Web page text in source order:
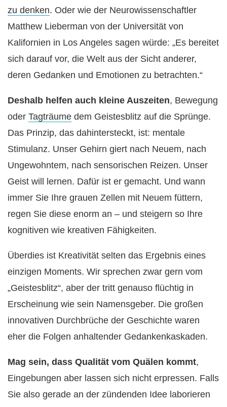
zu denken. Oder wie der Neurowissenschaftler
Matthew Lieberman von der Universität von
Kalifornien in Los Angeles sagen würde: „Es bereitet
sich darauf vor, die Welt aus der Sicht anderer,
deren Gedanken und Emotionen zu betrachten.“
Deshalb helfen auch kleine Auszeiten, Bewegung
oder Tagträume dem Geistesblitz auf die Sprünge.
Das Prinzip, das dahintersteckt, ist: mentale
Stimulanz. Unser Gehirn giert nach Neuem, nach
Ungewohntem, nach sensorischen Reizen. Unser
Geist will lernen. Dafür ist er gemacht. Und wann
immer Sie Ihre grauen Zellen mit Neuem füttern,
regen Sie diese enorm an – und steigern so Ihre
kognitiven wie kreativen Fähigkeiten.
Überdies ist Kreativität selten das Ergebnis eines
einzigen Moments. Wir sprechen zwar gern vom
„Geistesblitz“, aber der tritt genauso flüchtig in
Erscheinung wie sein Namensgeber. Die großen
innovativen Durchbrüche der Geschichte waren
eher die Folgen anhaltender Gedankenkaskaden.
Mag sein, dass Qualität vom Quälen kommt,
Eingebungen aber lassen sich nicht erpressen. Falls
Sie also gerade an der zündenden Idee laborieren